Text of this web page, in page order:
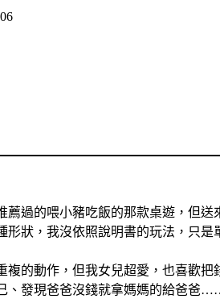
薦過的喂小豬吃飯的那款桌遊，但
形狀，我沒依照說明書的玩法，只
複的動作，但我女兒超愛，也喜歡
、發現爸爸沒錢就拿媽媽的給爸爸